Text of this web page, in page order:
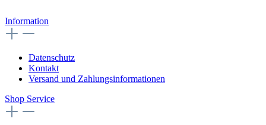
Information
Datenschutz
Kontakt
Versand und Zahlungsinformationen
Shop Service